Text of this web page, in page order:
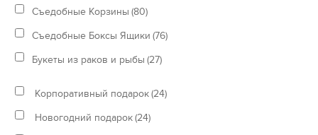
Съедобные Корзины (80)
Съедобные Боксы Ящики (76)
Букеты из раков и рыбы (27)
Корпоративный подарок(24)
Новогодний подарок(24)